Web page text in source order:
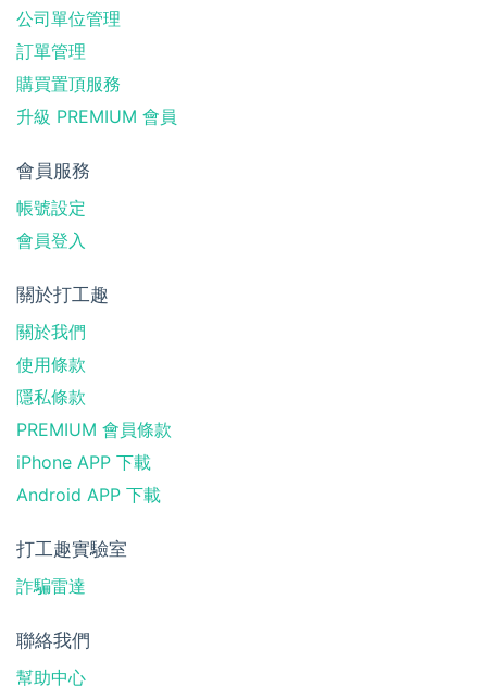
公司單位管理
訂單管理
購買置頂服務
升級 PREMIUM 會員
會員服務
帳號設定
會員登入
關於打工趣
關於我們
使用條款
隱私條款
PREMIUM 會員條款
iPhone APP 下載
Android APP 下載
打工趣實驗室
詐騙雷達
聯絡我們
幫助中心